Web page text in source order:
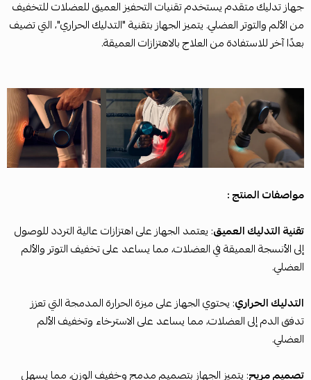
جهاز تدليك متقدم يستخدم تقنيات التحفيز العميق للعضلات للتخفيف
من الألم والتوتر العضلي. يتميز الجهاز بتقنية "التدليك الحراري"، التي تضيف
بعدًا آخر للاستفادة من العلاج بالاهتزازات العميقة.
مواصفات المنتج :
تقنية التدليك العميق: يعتمد الجهاز على اهتزازات عالية التردد للوصول
إلى الأنسجة العميقة في العضلات، مما يساعد على تخفيف التوتر والألم
العضلي.
التدليك الحراري: يحتوي الجهاز على ميزة الحرارة المدمجة التي تعزز
تدفق الدم إلى العضلات، مما يساعد على الاسترخاء وتخفيف الألم
العضلي.
تصميم مريح: يتميز الجهاز بتصميم مدمج وخفيف الوزن، مما يسهل